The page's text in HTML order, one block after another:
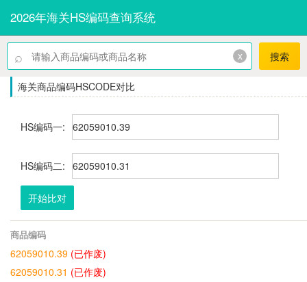
2026年海关HS编码查询系统
⌕ x 搜索
海关商品编码HSCODE对比
HS编码一:
HS编码二:
开始比对
商品编码
62059010.39 (已作废)
62059010.31 (已作废)